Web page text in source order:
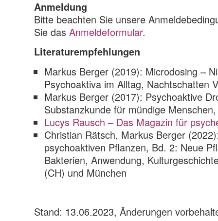
Anmeldung
Bitte beachten Sie unsere
Sie das Anmeldeformular.
Literaturempfehlungen
Markus Berger (2019): Microdosing –
Psychoaktiva im Alltag, Nachtschatten
Markus Berger (2017): Psychoaktive
Substanzkunde für mündige
Lucys Rausch – Das Magazin für
Christian Rätsch, Markus Berger
psychoaktiven Pflanzen, Bd. 2: Neue
Bakterien, Anwendung,
(CH) und München
Stand: 13.06.2023, Änderungen